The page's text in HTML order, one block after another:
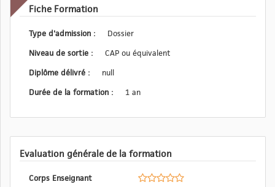
Fiche Formation
Type d'admission :
Dossier
Niveau de sortie :
CAP ou équivalent
Diplôme délivré :
null
Durée de la formation :
1 an
Evaluation générale de la formation
Corps Enseignant